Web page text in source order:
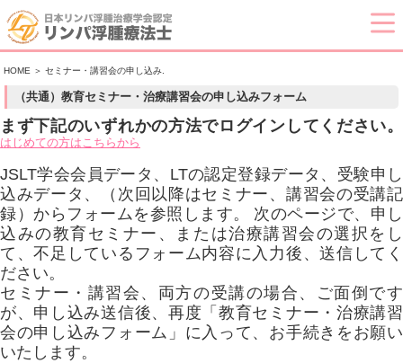
HOME ＞ セミナー・講習会の申し込み.
（共通）教育セミナー・治療講習会の申し込みフォーム
まず下記のいずれかの方法でログインしてください。
はじめての方はこちらから
JSLT学会会員データ、LTの認定登録データ、受験申し
込みデータ、（次回以降はセミナー、講習会の受講記
録）からフォームを参照します。
次のページで、申し
込みの教育セミナー、または治療講習会の選択をし
て、不足しているフォーム内容に入力後、送信してく
ださい。
セミナー・講習会、両方の受講の場合、ご面倒です
が、申し込み送信後、再度「教育セミナー・治療講習
会の申し込みフォーム」に入って、お手続きをお願い
いたします。